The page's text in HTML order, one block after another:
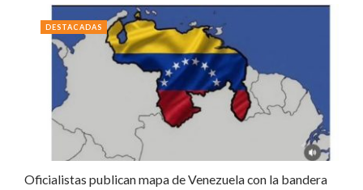
Oficialistas publican mapa de Venezuela con la bandera
DESTACADAS